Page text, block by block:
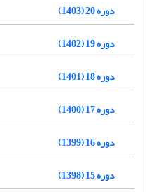
دوره 20 (1403)
دوره 19 (1402)
دوره 18 (1401)
دوره 17 (1400)
دوره 16 (1399)
دوره 15 (1398)